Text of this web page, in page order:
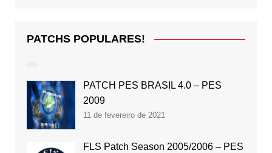
PATCHS POPULARES!
PATCH PES BRASIL 4.0 – PES
2009
11 de fevereiro de 2021
FLS Patch Season 2005/2006 – PES